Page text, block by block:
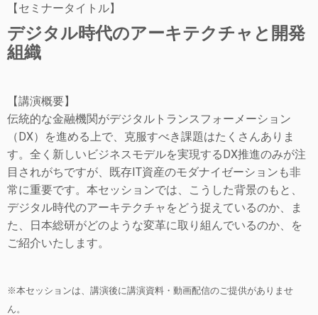
【セミナータイトル】
デジタル時代のアーキテクチャと開発
組織
【講演概要】
伝統的な金融機関がデジタルトランスフォーメーション
（DX）を進める上で、克服すべき課題はたくさんありま
す。全く新しいビジネスモデルを実現するDX推進のみが注
目されがちですが、既存IT資産のモダナイゼーションも非
常に重要です。本セッションでは、こうした背景のもと、
デジタル時代のアーキテクチャをどう捉えているのか、ま
た、日本総研がどのような変革に取り組んでいるのか、を
ご紹介いたします。
※本セッションは、講演後に講演資料・動画配信のご提供がありませ
ん。